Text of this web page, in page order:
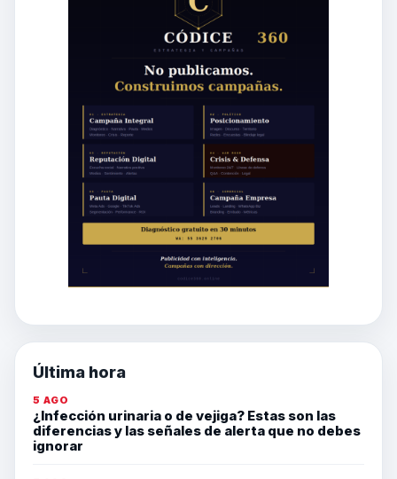
Última hora
5 AGO
¿Infección urinaria o de vejiga? Estas son las
diferencias y las señales de alerta que no debes
ignorar